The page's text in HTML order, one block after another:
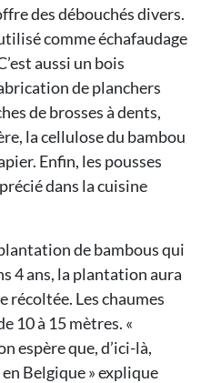
des débouchés divers.
commeéchafaudage
aussi un bois
deplanchers
de brosses à dents,
la cellulosedu bambou
Enfin, les pousses
dans la cuisine
de bambous qui
4 ans, la plantationaura
récoltée. Les chaumes
10 à 15 mètres. «
espère que,d’ici-là,
Belgique » explique